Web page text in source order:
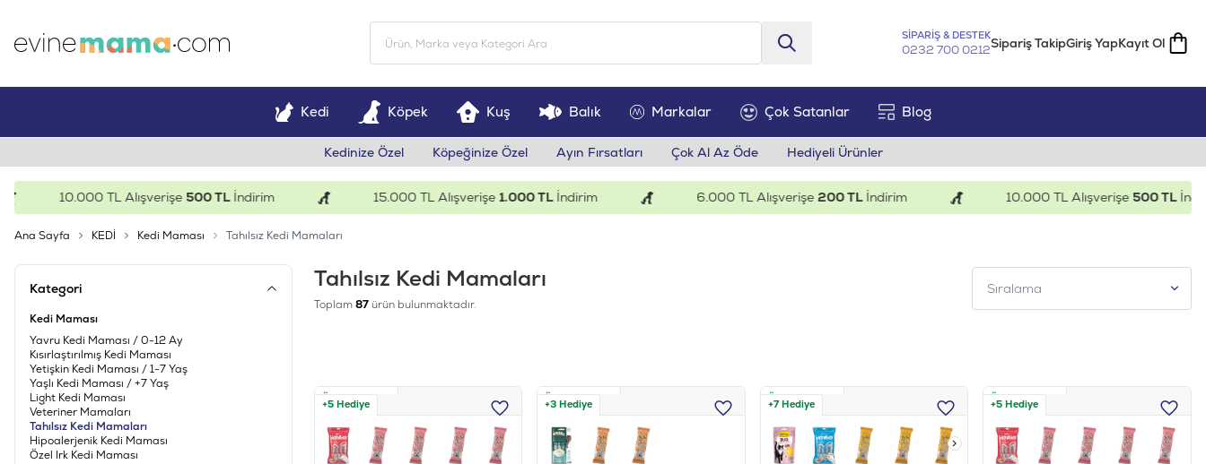
SİPARİŞ & DESTEK
0232 700 0212Sipariş TakipGiriş YapKayıt Ol
Kedi Köpek Kuş Balık Markalar Çok Satanlar Blog
Kedinize Özel Köpeğinize Özel Ayın Fırsatları Çok Al Az Öde Hediyeli Ürünler
10.000 TL Alışverişe500 TLİndirim 15.000 TL Alışverişe1.000 TLİndirim 6.000 TL Alışverişe200 TLİndirim 10.000 TL Alışverişe500 TLİndirim
Ana Sayfa KEDİ Kedi Maması Tahılsız Kedi Mamaları
Kategori
Kedi Maması
Yavru Kedi Maması / 0-12 Ay
Kısırlaştırılmış Kedi Maması
Yetişkin Kedi Maması / 1-7 Yaş
Yaşlı Kedi Maması / +7 Yaş
Light Kedi Maması
Veteriner Mamaları
Tahılsız Kedi Mamaları
Hipoalerjenik Kedi Maması
Özel Irk Kedi Maması
Tahılsız Kedi Mamaları
Toplam87ürün bulunmaktadır.
Ücretsiz Kargo
+5 Hediye
Ücretsiz Kargo
+3 Hediye
Ücretsiz Kargo
+7 Hediye
Ücretsiz Kargo
+5 Hediye